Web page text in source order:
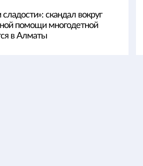
скандал вокруг
помощи многодетной
в Алматы